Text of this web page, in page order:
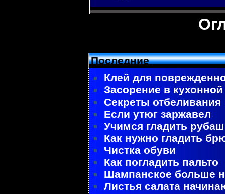
Последние
Клей для
Засорение в
Секреты отбеливания
Если утюг заржавел
Учимся гладить
Как нужно гладить
Чистка обуви
Как погладить пальто
Шампанское больше
Листья салата